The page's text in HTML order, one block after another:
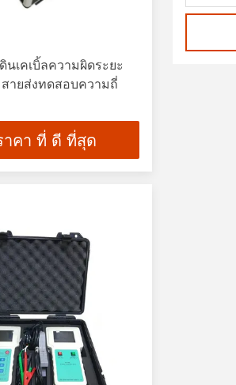
เคเบิ้ลความผิดระยะ
สายส่งทดสอบความถี่
าคา ที่ ดี ที่สุด